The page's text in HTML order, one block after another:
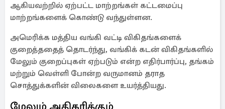
ஆகியவற்றில் ஏற்பட்ட மாற்றங்கள் கட்டமைப்பு
மாற்றங்களைக் கொண்டு வந்துள்ளன.
அமெரிக்க மத்திய வங்கி வட்டி விகிதங்களைக்
குறைத்ததைத் தொடர்ந்து, வங்கிக் கடன் விகிதங்களில்
மேலும் குறைப்புகள் ஏற்படும் என்ற எதிர்பார்ப்பு, தங்கம்
மற்றும் வெள்ளி போன்ற வருமானம் தராத
சொத்துக்களின் விலைகளை உயர்த்தியது.
மேலும் அதிகரிக்கும்